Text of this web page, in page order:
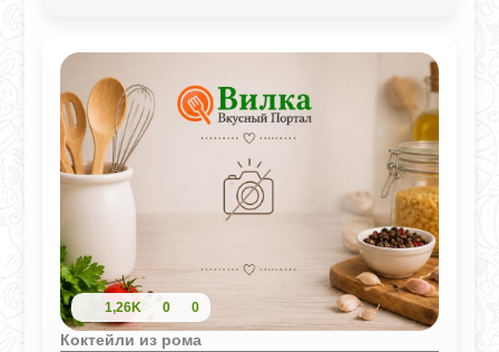
1,26K 0 0
Коктейли из рома